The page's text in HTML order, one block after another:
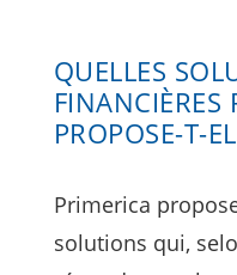
QUELLES
FINANCIÈRES
PROPOSE-T-
Primerica
solutions qui,